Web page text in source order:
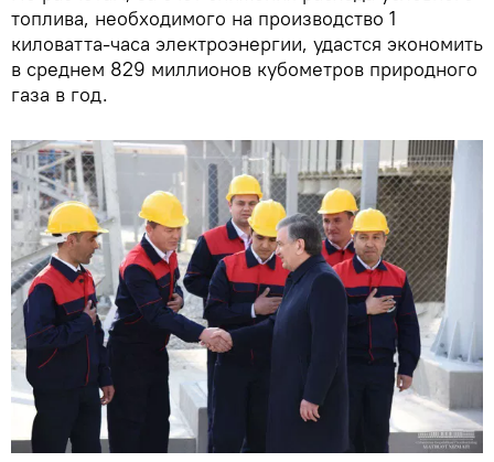
топлива, необходимого на производство 1
киловатта-часа электроэнергии, удастся экономить
в среднем 829 миллионов кубометров природного
газа в год.